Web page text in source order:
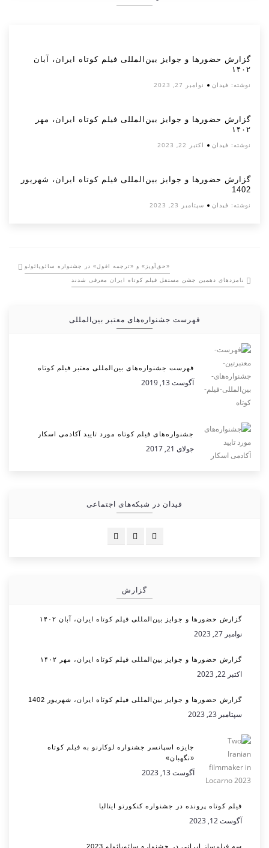
گزارش حضورها و جوایز بین‌المللی فیلم کوتاه ایران، آبان
۱۴۰۲
نوشته: فیدان نوامبر 27, 2023
گزارش حضورها و جوایز بین‌المللی فیلم کوتاه ایران، مهر
۱۴۰۲
نوشته: فیدان اکتبر 22, 2023
گزارش حضورها و جوایز بین‌المللی فیلم کوتاه ایران، شهریور
1402
نوشته: فیدان سپتامبر 23, 2023
«حق‌آویز» و «ترجمه افول» در جشنواره سائوپائولو
نامزدهای دهمین جشن مستقل فیلم کوتاه ایران معرفی شدند
فهرست جشنواره‌های معتبر بین‌المللی
فهرست جشنواره‌های بین‌المللی معتبر فیلم کوتاه
آگوست 13, 2019
جشنواره‌های فیلم کوتاه مورد تایید آکادمی اسکار
جولای 21, 2017
فیدان در شبکه‌های اجتماعی
گزارش
گزارش حضورها و جوایز بین‌المللی فیلم کوتاه ایران، آبان ۱۴۰۲
نوامبر 27, 2023
گزارش حضورها و جوایز بین‌المللی فیلم کوتاه ایران، مهر ۱۴۰۲
اکتبر 22, 2023
گزارش حضورها و جوایز بین‌المللی فیلم کوتاه ایران، شهریور 1402
سپتامبر 23, 2023
جایزه اسپانسر جشنواره لوکارنو به فیلم کوتاه
«نگهبان»
آگوست 13, 2023
فیلم کوتاه پرونده در جشنواره کنکورتو ایتالیا
آگوست 12, 2023
سه فیلم‌ساز ایرانی در جشنواره سائوپائولو 2023